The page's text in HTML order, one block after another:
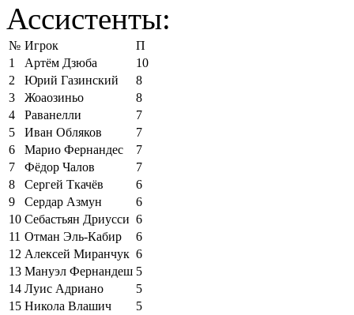
Ассистенты:
№ Игрок
П
1
Артём Дзюба
10
2
Юрий Газинский
8
3
Жоаозиньо
8
4
Раванелли
7
5
Иван Обляков
7
6
Марио Фернандес
7
7
Фёдор Чалов
7
8
Сергей Ткачёв
6
9
Сердар Азмун
6
10 Себастьян Дриусси 6
11 Отман Эль-Кабир
6
12 Алексей Миранчук 6
13 Мануэл Фернандеш 5
14 Луис Адриано
5
15 Никола Влашич 5